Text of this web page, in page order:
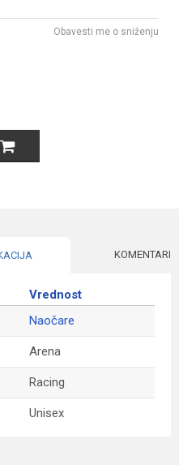
Obavesti me o sniženju
KOMENTARI
Vrednost
Naočare
Arena
Racing
Unisex